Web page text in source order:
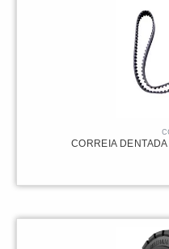
CORREIA